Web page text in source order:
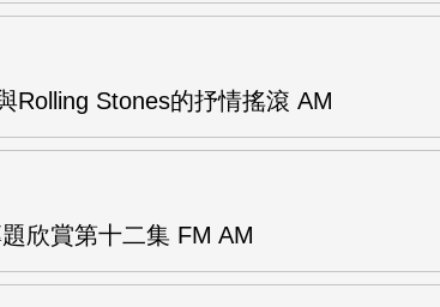
Rolling Stones的抒情搖滾 AM
欣賞第十二集 FM AM